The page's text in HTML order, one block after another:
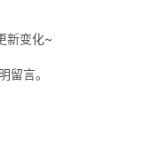
新变化~
留言。